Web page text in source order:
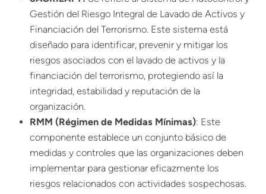
Gestión del Riesgo Integral de Lavado de Activos y
Financiación del Terrorismo. Este sistema está
diseñado para identificar, prevenir y mitigar los
riesgos asociados con el lavado de activos y la
financiación del terrorismo, protegiendo así la
integridad, estabilidad y reputación de la
organización.
RMM (Régimen de Medidas Mínimas): Este
componente establece un conjunto básico de
medidas y controles que las organizaciones deben
implementar para gestionar eficazmente los
riesgos relacionados con actividades sospechosas.